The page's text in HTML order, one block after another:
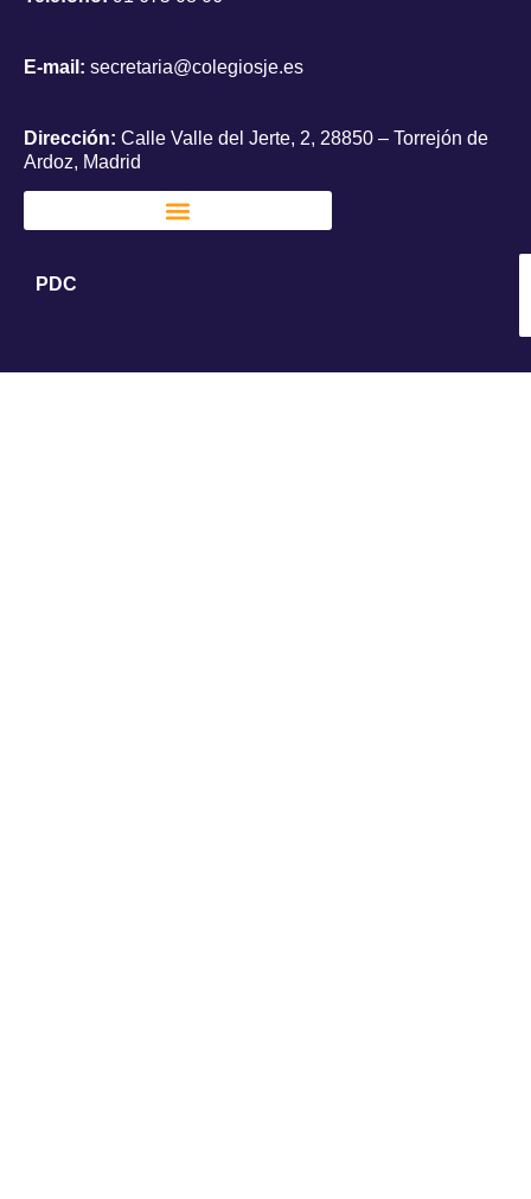
E-mail: secretaria@colegiosje.es
Dirección: Calle Valle del Jerte, 2, 28850 – Torrejón de
Ardoz, Madrid
PDC